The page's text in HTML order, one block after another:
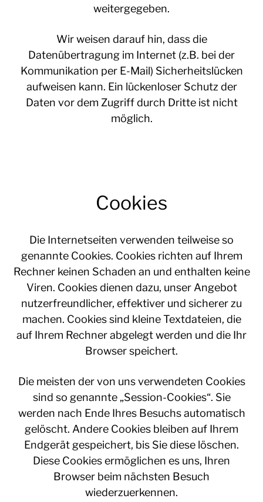
weitergegeben.
Wir weisen darauf hin, dass die
Datenübertragung im Internet (z.B. bei der
Kommunikation per E-Mail) Sicherheitslücken
aufweisen kann. Ein lückenloser Schutz der
Daten vor dem Zugriff durch Dritte ist nicht
möglich.
Cookies
Die Internetseiten verwenden teilweise so
genannte Cookies. Cookies richten auf Ihrem
Rechner keinen Schaden an und enthalten keine
Viren. Cookies dienen dazu, unser Angebot
nutzerfreundlicher, effektiver und sicherer zu
machen. Cookies sind kleine Textdateien, die
auf Ihrem Rechner abgelegt werden und die Ihr
Browser speichert.
Die meisten der von uns verwendeten Cookies
sind so genannte „Session-Cookies“. Sie
werden nach Ende Ihres Besuchs automatisch
gelöscht. Andere Cookies bleiben auf Ihrem
Endgerät gespeichert, bis Sie diese löschen.
Diese Cookies ermöglichen es uns, Ihren
Browser beim nächsten Besuch
wiederzuerkennen.